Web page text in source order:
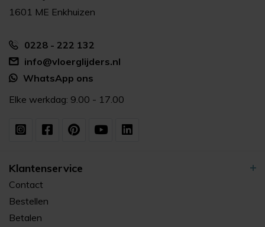
1601 ME Enkhuizen
0228 - 222 132
info@vloerglijders.nl
WhatsApp ons
Elke werkdag: 9.00 - 17.00
Klantenservice
Contact
Bestellen
Betalen